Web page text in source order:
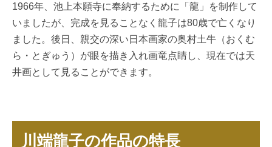
1966年、池上本願寺に奉納するために「龍」を制作して
いましたが、完成を見ることなく龍子は80歳で亡くなり
ました。後日、親交の深い日本画家の奥村土牛（おくむ
ら・とぎゅう）が眼を描き入れ画竜点睛し、現在では天
井画として見ることができます。
川端龍子の作品の特長